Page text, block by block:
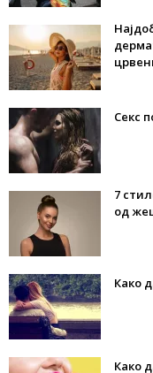
Секс
7
од
Како
Како